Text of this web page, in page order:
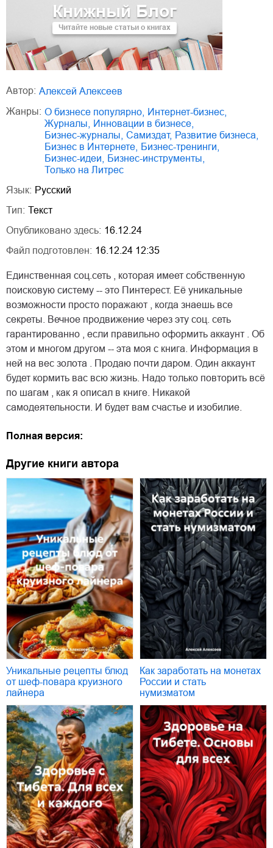
Книжный Блог
Читайте новые статьи о книгах
Автор:
Алексей Алексеев
Жанры:
о бизнесе популярно интернет-бизнес
журналы
инновации в бизнесе
бизнес-журналы
Самиздат, развитие бизнеса
бизнес в Интернете
бизнес-тренинги
бизнес-идеи
бизнес-инструменты
только на Литрес
Язык: Русский
Тип: Текст
Опубликовано здесь: 16.12.24
Файл подготовлен: 16.12.24 12:35
Единственная соц.сеть , которая имеет собственную
поисковую систему -- это Пинтерест. Её уникальные
возможности просто поражают , когда знаешь все
секреты. Вечное продвижение через эту соц. сеть
гарантированно , если правильно оформить аккаунт . Об
этом и многом другом -- эта моя с книга. Информация в
ней на вес золота . Продаю почти даром. Один аккаунт
будет кормить вас всю жизнь. Надо только повторить всё
по шагам , как я описал в книге. Никакой
самодеятельности. И будет вам счастье и изобилие.
Полная версия:
Другие книги автора
Уникальные рецепты блюд
от шеф-повара круизного
лайнера
Как заработать на монетах
России и стать
нумизматом